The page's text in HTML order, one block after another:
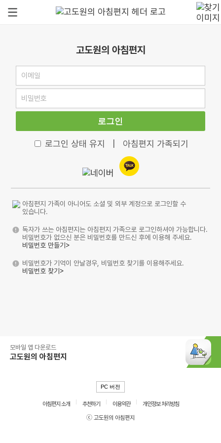
고도원의 아침편지
로그인
로그인 상태 유지 아침편지 가족되기
아침편지 가족이 아니어도 소셜 및 외부 계정으로 로그인할 수
있습니다.
독자가 쓰는 아침편지는 아침편지 가족으로 로그인하셔야 가능합니다.
비밀번호가 없으신 분은 비밀번호를 만드신 후에 이용해 주세요.
비밀번호 만들기>
비밀번호가 기억이 안날경우, 비밀번호 찾기를 이용해주세요.
비밀번호 찾기>
모바일 앱 다운로드
고도원의 아침편지
PC 버전
아침편지 소개 추천하기 이용약관
개인정보 처리방침
ⓒ 고도원의 아침편지